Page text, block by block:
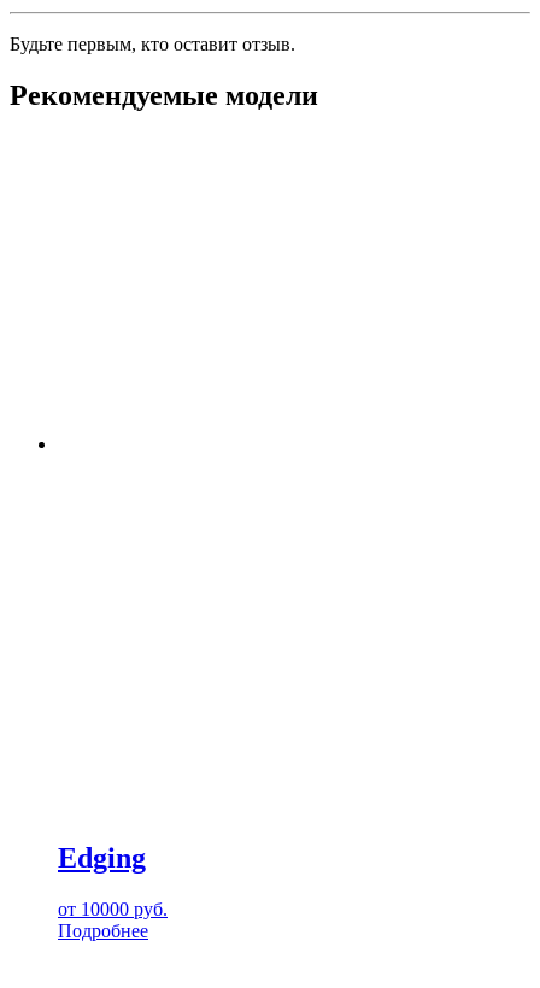
Будьте первым, кто оставит отзыв.
Рекомендуемые модели
Edging
от 10000 руб.
Подробнее